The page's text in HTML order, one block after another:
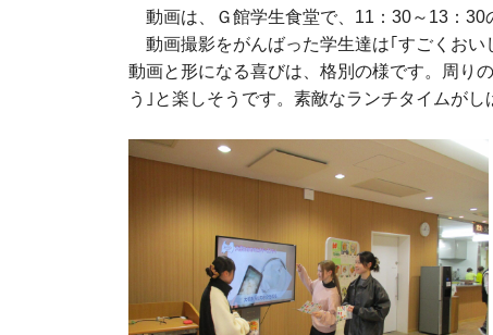
動画は、Ｇ館学生食堂で、 11 ： 30～ 13 ： 30
動画撮影をがんばった学生達は｢すごくおい
動画と形になる喜びは、格別の様です。周り
う｣と楽しそうです。素敵なランチタイムがし